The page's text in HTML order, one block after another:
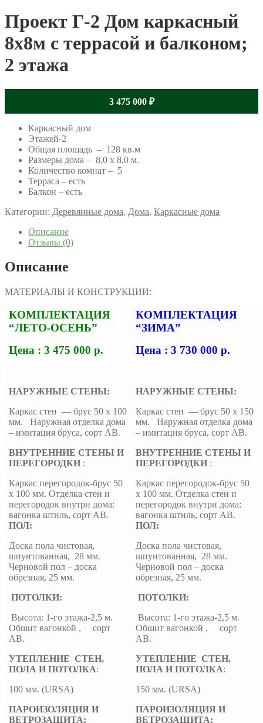
Проект Г-2 Дом каркасный
8х8м с террасой и балконом;
2 этажа
3 475 000 ₽
Каркасный дом
Этажей-2
Общая площадь – 128 кв.м
Размеры дома – 8,0 x 8,0 м.
Количество комнат – 5
Терраса – есть
Балкон – есть
Категории: Деревянные дома, Дома, Каркасные дома
Описание
Отзывы (0)
Описание
МАТЕРИАЛЫ И КОНСТРУКЦИИ:
КОМПЛЕКТАЦИЯ
“ЛЕТО-ОСЕНЬ”
Цена : 3 475 000 р.
НАРУЖНЫЕ СТЕНЫ:
Каркас стен — брус 50 х 100
мм. Наружная отделка дома
– имитация бруса, сорт АВ.
ВНУТРЕННИЕ СТЕНЫ И
ПЕРЕГОРОДКИ:
Каркас перегородок-брус 50
х 100 мм. Отделка стен и
перегородок внутри дома:
вагонка штиль, сорт АВ.
ПОЛ:
Доска пола чистовая,
шпунтованная, 28 мм.
Черновой пол – доска
обрезная, 25 мм.
ПОТОЛКИ:
Высота: 1-го этажа-2,5 м.
Обшит вагонкой , сорт
АВ.
УТЕПЛЕНИЕ СТЕН,
ПОЛА И ПОТОЛКА:
100 мм. (URSA)
ПАРОИЗОЛЯЦИЯ И
ВЕТРОЗАЩИТА:
КОМПЛЕКТАЦИЯ
“ЗИМА”
Цена : 3 730 000 р.
НАРУЖНЫЕ СТЕНЫ:
Каркас стен — брус 50 х 150
мм. Наружная отделка дома
– имитация бруса, сорт АВ.
ВНУТРЕННИЕ СТЕНЫ И
ПЕРЕГОРОДКИ:
Каркас перегородок-брус 50
х 100 мм. Отделка стен и
перегородок внутри дома:
вагонка штиль, сорт АВ.
ПОЛ:
Доска пола чистовая,
шпунтованная, 28 мм.
Черновой пол – доска
обрезная, 25 мм.
ПОТОЛКИ:
Высота: 1-го этажа-2,5 м.
Обшит вагонкой , сорт
АВ.
УТЕПЛЕНИЕ СТЕН,
ПОЛА И ПОТОЛКА:
150 мм. (URSA)
ПАРОИЗОЛЯЦИЯ И
ВЕТРОЗАЩИТА: